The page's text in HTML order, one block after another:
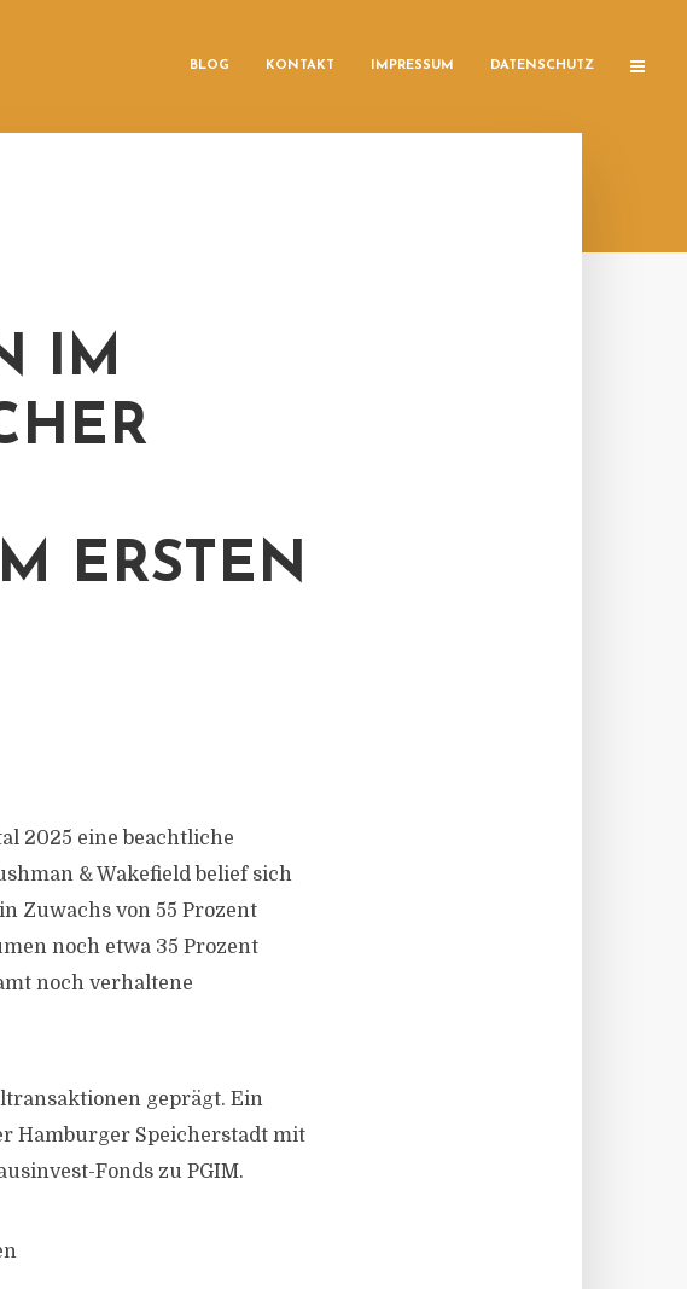
BLOG KONTAKT IMPRESSUM DATENSCHUTZ
IM
ERSTEN
2025 eine beachtliche
& Wakefield belief sich
Zuwachs von 55 Prozent
noch etwa 35 Prozent
noch verhaltene
geprägt. Ein
Hamburger Speicherstadt mit
Fonds zu PGIM.